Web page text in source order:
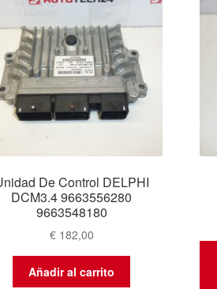
De Control DELPHI
DCM3.4 9663556280
9663548180
€182,00
Añadir al carrito